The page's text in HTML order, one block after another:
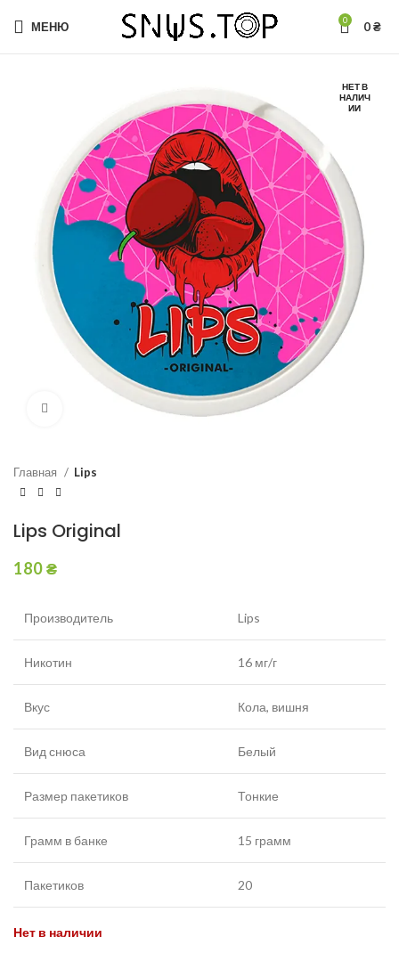
МЕНЮ 0 0₴
НЕТ В
НАЛИЧ
ИИ
Главная Lips
Lips Original
180₴
Производитель Lips
Никотин 16 мг/г
Вкус Кола, вишня
Вид снюса Белый
Размер пакетиков Тонкие
Грамм в банке 15 грамм
Пакетиков 20
Нет в наличии